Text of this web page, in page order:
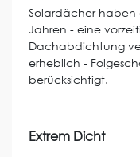
Solardächer haben
Jahren - eine
Dachabdichtung
erheblich -
berücksichtigt.
Extrem Dicht